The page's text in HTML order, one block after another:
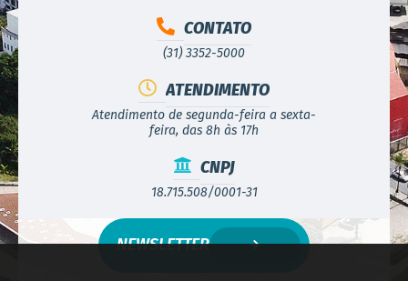
CONTATO
(31) 3352-5000
ATENDIMENTO
Atendimento de segunda-feira a sexta-
feira, das 8h às 17h
CNPJ
18.715.508/0001-31
NEWSLETTER